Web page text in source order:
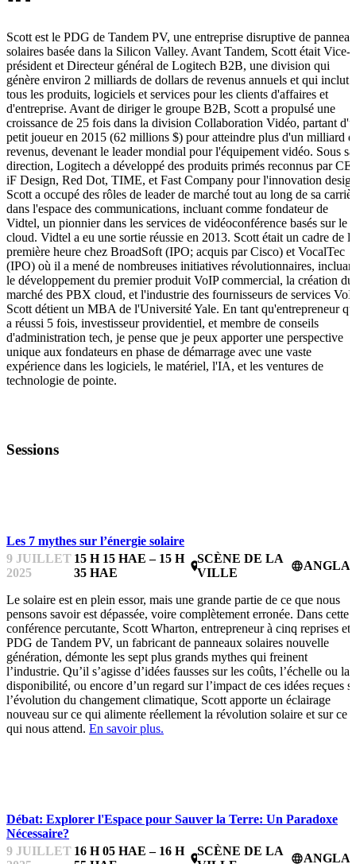
Scott est le PDG de Tandem PV, une entreprise disruptive de
solaires basée dans la Silicon Valley. Avant Tandem, Scott était Vice-
président et Directeur général de Logitech B2B, une division qui
génère environ 2 milliards de dollars de revenus annuels et qui inclut
tous les produits, logiciels et services pour les clients d'affaires et
d'entreprise. Avant de diriger le groupe B2B, Scott a propulsé une
croissance de 25 fois dans la division Collaboration Vidéo, partant
petit joueur en 2015 (62 millions $) pour atteindre plus d'un milliard
revenus, devenant le leader mondial pour l'équipement vidéo. Sous sa
direction, Logitech a développé des produits primés reconnus par
iF Design, Red Dot, TIME, et Fast Company pour l'innovation
Scott a occupé des rôles de leader de marché tout au long de sa
dans l'espace des communications, incluant comme fondateur de
Vidtel, un pionnier dans les services de vidéoconférence basés sur le
cloud. Vidtel a eu une sortie réussie en 2013. Scott était un cadre de la
première heure chez BroadSoft (IPO; acquis par Cisco) et VocalTec
(IPO) où il a mené de nombreuses initiatives révolutionnaires,
le développement du premier produit VoIP commercial, la création du
marché des PBX cloud, et l'industrie des fournisseurs de services
Scott détient un MBA de l'Université Yale. En tant qu'entrepreneur
a réussi 5 fois, investisseur providentiel, et membre de conseils
d'administration tech, je pense que je peux apporter une perspective
unique aux fondateurs en phase de démarrage avec une vaste
expérience dans les logiciels, le matériel, l'IA, et les ventures de
technologie de pointe.
Sessions
Les 7 mythes sur l’énergie solaire
9 JUILLET
2025
15 H 15 HAE – 15 H
35 HAE
place
SCÈNE DE LA
VILLE
language
Le solaire est en plein essor, mais une grande partie de ce que nous
pensons savoir est dépassée, voire complètement erronée. Dans cette
conférence percutante, Scott Wharton, entrepreneur à cinq reprises et
PDG de Tandem PV, un fabricant de panneaux solaires nouvelle
génération, démonte les sept plus grands mythes qui freinent
l’industrie. Qu’il s’agisse d’idées fausses sur les coûts, l’échelle ou la
disponibilité, ou encore d’un regard sur l’impact de ces idées reçues
l’évolution du changement climatique, Scott apporte un éclairage
nouveau sur ce qui alimente réellement la révolution solaire et sur ce
qui nous attend. En savoir plus.
Débat: Explorer l'Espace pour Sauver la Terre: Un Paradoxe
Nécessaire?
9 JUILLET 16 H 05 HAE – 16 H
place
SCÈNE DE LA
language